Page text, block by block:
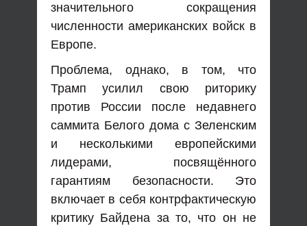
значительного сокращения
численности американских войск в
Европе.
Проблема, однако, в том, что
Трамп усилил свою риторику
против России после недавнего
саммита Белого дома с Зеленским
и несколькими европейскими
лидерами, посвящённого
гарантиям безопасности. Это
включает в себя контрфактическую
критику Байдена за то, что он не